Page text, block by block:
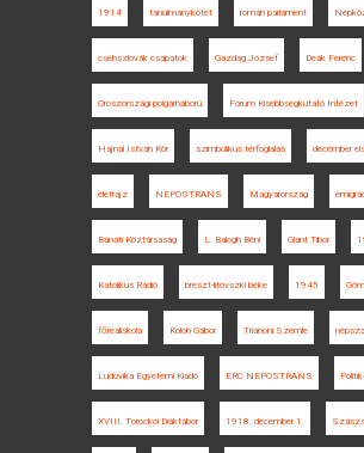
1914 tanulmánykötet román parlament
csehszlovák csapatok Gazdag József Deák Ferenc
Oroszországi polgárháború Fórum Kisebbségkutató Intézet
Hajnal István Kör szimbolikus térfoglalás december
életrajz NEPOSTRANS Magyarország
Bánáti Köztársaság L. Balogh Béni Glant Tibor
Katolikus Rádió breszt-litovszki béke 1945
főreáliskola Koloh Gábor Trianoni Szemle
Ludovika Egyetemi Kiadó ERC NEPOSTRANS
XVIII. Torockói Diáktábor 1918. december 1.